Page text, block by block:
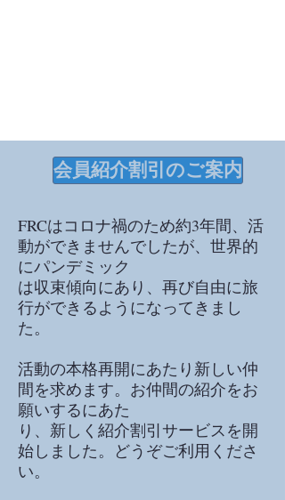
会員紹介割引のご案内
FRCはコロナ禍のため約3年間、活
動ができませんでしたが、世界的
にパンデミック
は収束傾向にあり、再び自由に旅
行ができるようになってきまし
た。
活動の本格再開にあたり新しい仲
間を求めます。お仲間の紹介をお
願いするにあた
り、新しく紹介割引サービスを開
始しました。どうぞご利用くださ
い。